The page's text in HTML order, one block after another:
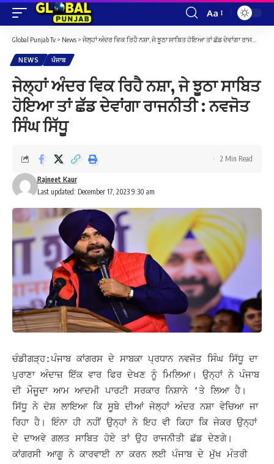
Font
Resizer
Aa
Global Punjab Tv > News > ਜੇਲ੍ਹਾਂ ਅੰਦਰ ਵਿਕ ਰਿਹੈ ਨਸ਼ਾ, ਜੇ ਝੂਠਾ ਸਾਬਿਤ ਹੋਇਆ ਤਾਂ ਛੱਡ ਦੇਵਾਂਗਾ ਰਾਜਨੀਤੀ : ਨਵਜੋਤ ਸਿੰਘ ਸਿੱਧੂ
NEWS ਪੰਜਾਬ
ਜੇਲ੍ਹਾਂ ਅੰਦਰ ਵਿਕ ਰਿਹੈ ਨਸ਼ਾ, ਜੇ ਝੂਠਾ ਸਾਬਿਤ
ਹੋਇਆ ਤਾਂ ਛੱਡ ਦੇਵਾਂਗਾ ਰਾਜਨੀਤੀ : ਨਵਜੋਤ
ਸਿੰਘ ਸਿੱਧੂ
Last updated: December 17, 2023 9:30 am
Rajneet Kaur
2 Min Read
ਚੰਡੀਗੜ੍ਹ:ਪੰਜਾਬ ਕਾਂਗਰਸ ਦੇ ਸਾਬਕਾ ਪ੍ਰਧਾਨ ਨਵਜੋਤ ਸਿੰਘ ਸਿੱਧੂ ਦਾ
ਪੁਰਾਣਾ ਅੰਦਾਜ਼ ਇੱਕ ਵਾਰ ਫਿਰ ਦੇਖਣ ਨੂੰ ਮਿਲਿਆ। ਉਨ੍ਹਾਂ ਨੇ ਪੰਜਾਬ
ਦੀ ਮੌਜੂਦਾ ਆਮ ਆਦਮੀ ਪਾਰਟੀ ਸਰਕਾਰ ਨਿਸ਼ਾਨੇ ‘ਤੇ ਲਿਆ ਹੈ।
ਸਿੱਧੂ ਨੇ ਦੋਸ਼ ਲਾਇਆ ਕਿ ਸੂਬੇ ਦੀਆਂ ਜੇਲ੍ਹਾਂ ਅੰਦਰ ਨਸ਼ਾ ਵੇਚਿਆ ਜਾ
ਰਿਹਾ ਹੈ। ਇੰਨਾ ਹੀ ਨਹੀਂ ਉਨ੍ਹਾਂ ਨੇ ਇਹ ਵੀ ਕਿਹਾ ਕਿ ਜੇਕਰ ਉਨ੍ਹਾਂ
ਦੇ ਦਾਅਵੇ ਗਲਤ ਸਾਬਿਤ ਹੋਏ ਤਾਂ ਉਹ ਰਾਜਨੀਤੀ ਛੱਡ ਦੇਣਗੇ।
ਕਾਂਗਰਸੀ ਆਗੂ ਨੇ ਕਾਰਵਾਈ ਨਾ ਕਰਨ ਲਈ ਪੰਜਾਬ ਦੇ ਮੁੱਖ ਮੰਤਰੀ